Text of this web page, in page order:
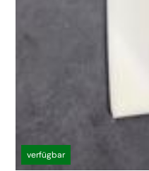
verfügbar